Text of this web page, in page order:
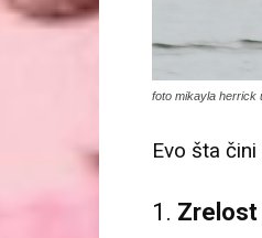
foto mikayla herrick
Evo šta
1. Zrelost